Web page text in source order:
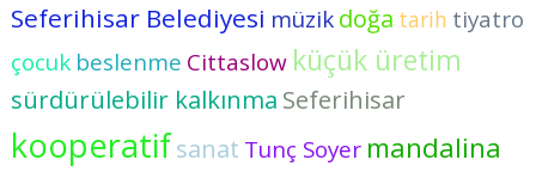
Seferihisar Belediyesi müzikdoğa tarih tiyatro
çocuk beslenme Cittaslow küçük üretim
sürdürülebilir kalkınma Seferihisar
kooperatifsanat Tunç Soyer mandalina